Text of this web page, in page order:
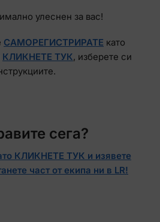
улеснен за вас!
САМОРЕГИСТРИРАТЕ като
КЛИКНЕТЕ ТУК, изберете си
сега?
КЛИКНЕТЕ ТУК и изявете
част от екипа ни в LR!